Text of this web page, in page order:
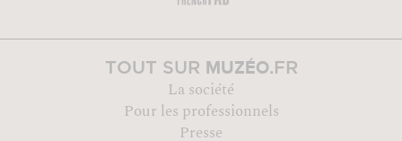
TOUT SUR MUZÉO.FR
La société
Pour les professionnels
Presse